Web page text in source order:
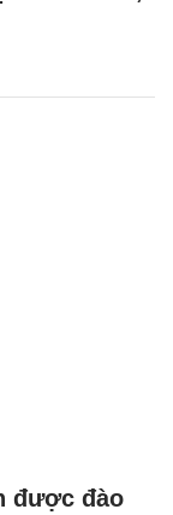
được đào